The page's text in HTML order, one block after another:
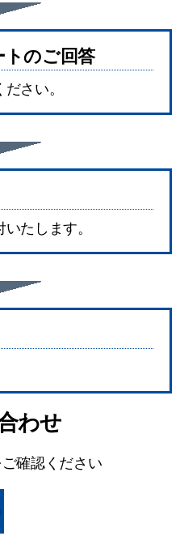
トのご回答
さい。
たします。
わせ
ご確認ください